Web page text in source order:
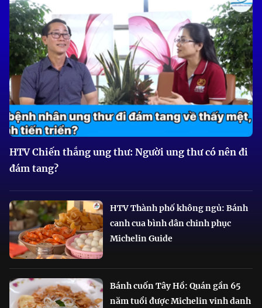
HTV Chiến thắng ung thư: Người ung thư có nên đi
đám tang?
HTV Thành phố không ngủ: Bánh
canh cua bình dân chinh phục
Michelin Guide
Bánh cuốn Tây Hồ: Quán gần 65
năm tuổi được Michelin vinh danh